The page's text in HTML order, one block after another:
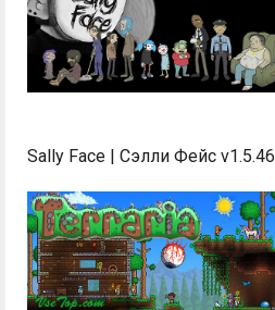
Sally Face | Сэлли Фейс v1.5.46